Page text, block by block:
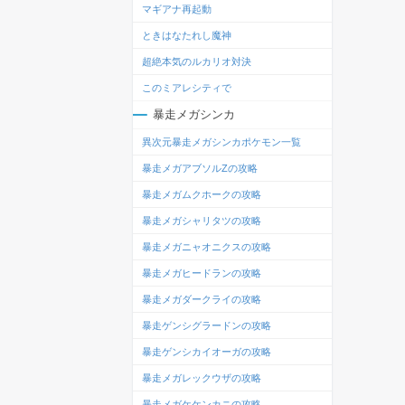
マギアナ再起動
ときはなたれし魔神
超絶本気のルカリオ対決
このミアレシティで
暴走メガシンカ
異次元暴走メガシンカポケモン一覧
暴走メガアブソルZの攻略
暴走メガムクホークの攻略
暴走メガシャリタツの攻略
暴走メガニャオニクスの攻略
暴走メガヒードランの攻略
暴走メガダークライの攻略
暴走ゲンシグラードンの攻略
暴走ゲンシカイオーガの攻略
暴走メガレックウザの攻略